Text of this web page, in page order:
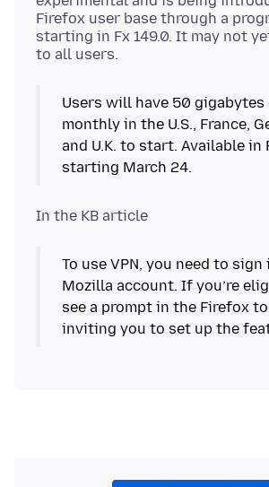
Firefox user base through a
starting in Fx 149.0. It may not
Users will have 50 gigabytes
monthly in the U.S., France,
and U.K. to start. Available in
starting March 24.
To use VPN, you need to
Mozilla account. If you’re
see a prompt in the Firefox
inviting you to set up the